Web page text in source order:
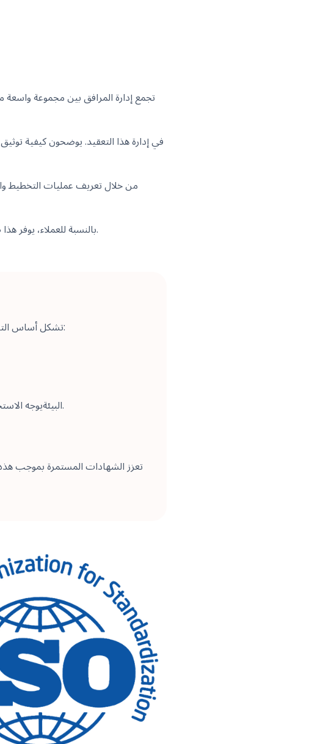
تجمع إدارة المرافق بين مجموعة واسعة
من خلال تعريف عمليات التخطيط
بالنسبة للعملاء، يوفر هذا ضمانا بأن العمليات تتبع أفضل الممارسات المعترف بها ويتم مراقبتها باستمرار للتحسين.
تسترشد عملياتنا بعدة أطر أساسية لمعايير ISO تشكل أساس التسليم الآمن والمستدام وعالي الجودة:
البيئةيوجه الاستخدام المسؤول للطاقة والمواد، مواءما عمليات الموقع مع أهداف العملاء في الاستدامة.
تعزز الشهادات المستمرة بموجب هذه